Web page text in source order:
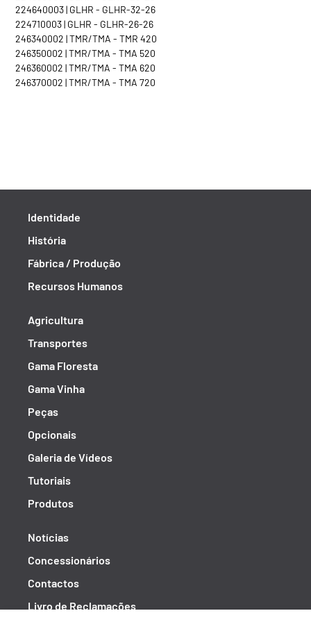
224640003 | GLHR - GLHR-32-26
224710003 | GLHR - GLHR-26-26
246340002 | TMR/TMA - TMR 420
246350002 | TMR/TMA - TMA 520
246360002 | TMR/TMA - TMA 620
246370002 | TMR/TMA - TMA 720
Identidade
História
Fábrica / Produção
Recursos Humanos
Agricultura
Transportes
Gama Floresta
Gama Vinha
Peças
Opcionais
Galeria de Vídeos
Tutoriais
Produtos
Notícias
Concessionários
Contactos
Livro de Reclamações